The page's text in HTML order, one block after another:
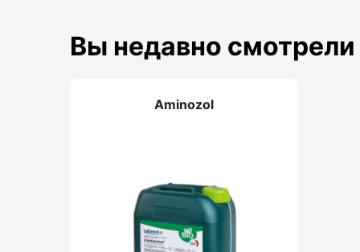
Концентрация рабочего раствора
: 0,1–0,3% (1–3 мл на 1 л воды).
Вы недавно смотрели
Aminozol